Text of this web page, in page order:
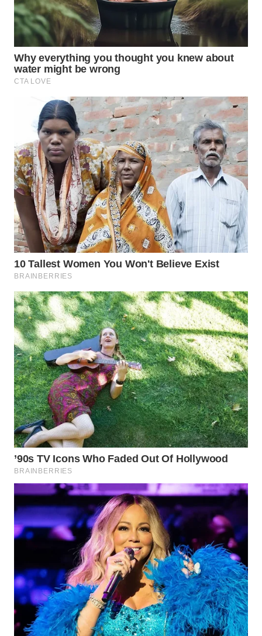
WN
PRIANGAN
TIMUR
WN
WN
SOLO
WN
BOROBUDUR
WN
MADURA
WN
SURABAYA
WN
NATUNA
WN
BINTAN
WN
MANDALIKA
WN
LIKUPANG
WN
WN
BORNEO
Group
WAHANA
NEWS